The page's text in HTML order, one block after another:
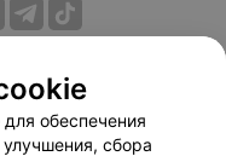
Способы оплаты
сервиса
обеспечения
улучшения, сбора